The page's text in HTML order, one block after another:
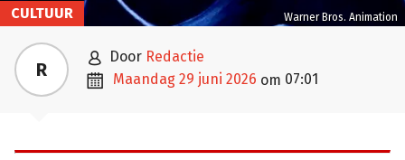
Warner Bros. Animation
CULTUUR
R  door Redactie
 maandag 29 juni 2026 om 07:01